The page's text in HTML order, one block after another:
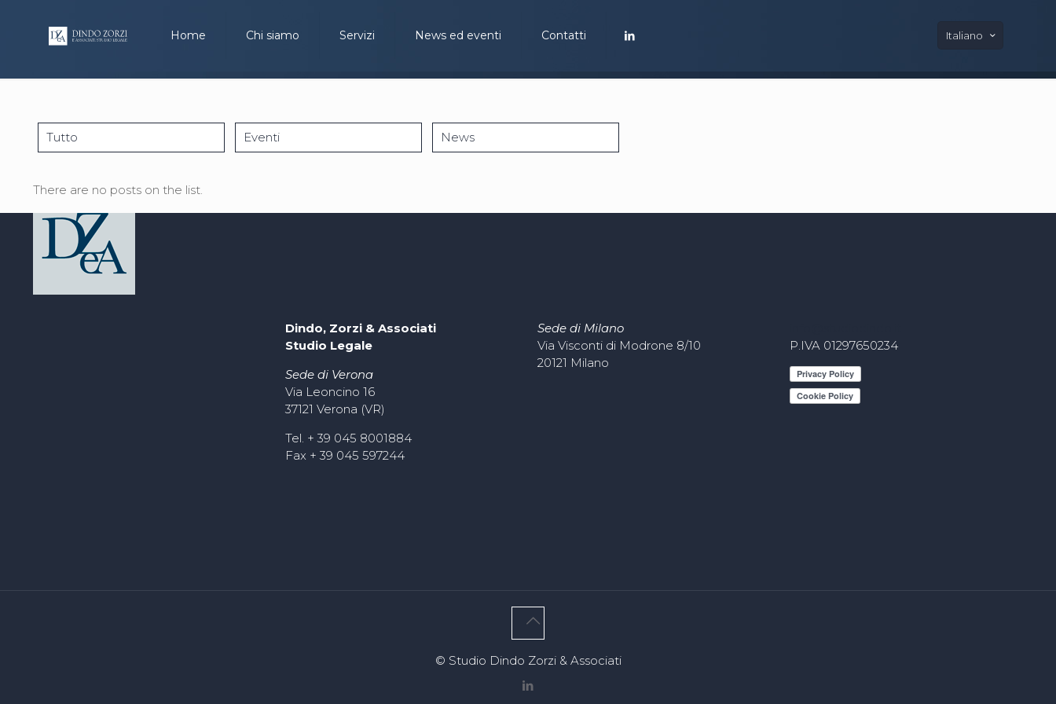
Home Chi siamo Servizi News ed eventi Contatti Italiano
Tutto Eventi News
There are no posts on the list.
Dindo, Zorzi & Associati
Studio Legale
Sede di Verona
Via Leoncino 16
37121 Verona (VR)
Tel. + 39 045 8001884
Fax + 39 045 597244
Sede di Milano
Via Visconti di Modrone 8/10
20121 Milano
P.IVA 01297650234
© Studio Dindo Zorzi & Associati